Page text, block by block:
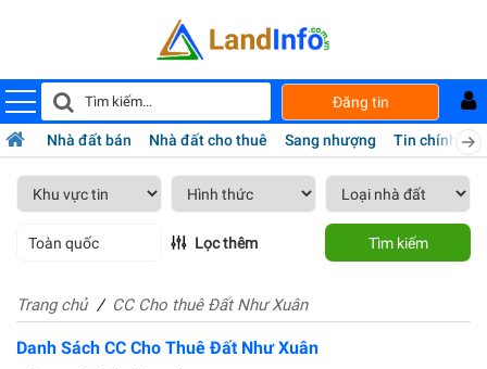
Đăng tin
Nhà đất bán Nhà đất cho thuê Sang nhượng Tin chính chủ
Toàn quốc Lọc thêm Tìm kiếm
Trang chủ CC Cho thuê Đất Như Xuân
Danh Sách CC Cho Thuê Đất Như Xuân